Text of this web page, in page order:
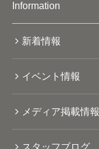
Information
新着情報
イベント情報
メディア掲載情報